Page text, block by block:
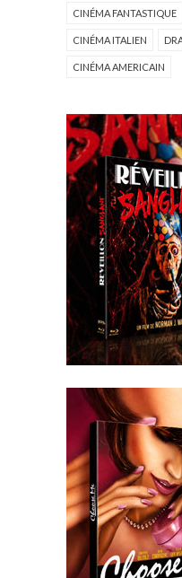
CINÉMA FANTASTIQUE
CINÉMA ITALIEN
CINÉMA AMERICAIN